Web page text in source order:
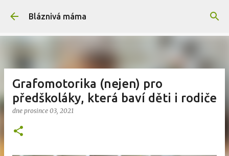
Přeskočit na hlavní obsah
Bláznivá máma
Grafomotorika (nejen) pro
předškoláky, která baví děti i rodiče
dne prosince 03, 2021